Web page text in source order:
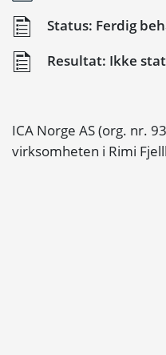
Status: Ferdig
Resultat: Ikke
ICA Norge AS (org. nr.
virksomheten i Rimi